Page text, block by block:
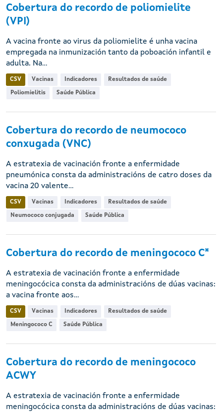
Cobertura do recordo de poliomielite
(VPI)
A vacina fronte ao virus da poliomielite é unha vacina
empregada na inmunización tanto da poboación infantil e
adulta. Na...
CSV Vacinas Indicadores Resultados de saúde
Poliomielitis Saúde Pública
Cobertura do recordo de neumococo
conxugada (VNC)
A estratexia de vacinación fronte a enfermidade
pneumónica consta da administracións de catro doses da
vacina 20 valente...
CSV Vacinas Indicadores Resultados de saúde
Neumococo conjugada Saúde Pública
Cobertura do recordo de meningococo C*
A estratexia de vacinación fronte a enfermidade
meningocócica consta da administracións de dúas vacinas:
a vacina fronte aos...
CSV Vacinas Indicadores Resultados de saúde
Meningococo C Saúde Pública
Cobertura do recordo de meningococo
ACWY
A estratexia de vacinación fronte a enfermidade
meningocócica consta da administracións de dúas vacinas: